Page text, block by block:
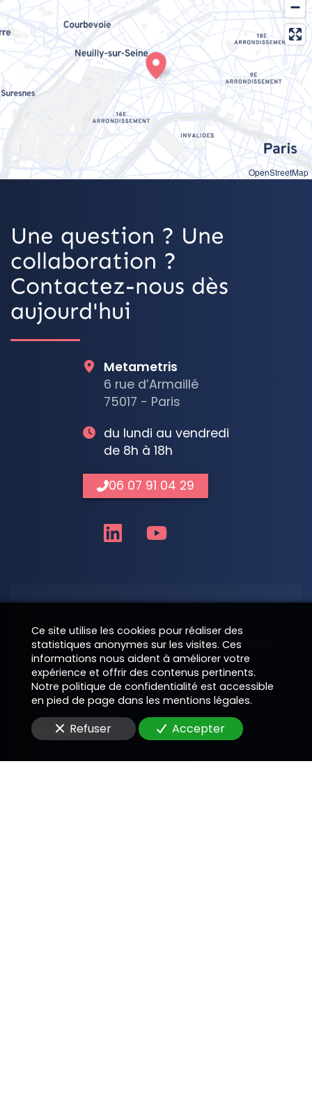
OpenStreetMap
Une question ? Une
collaboration ?
Contactez-nous dès
aujourd'hui
Nom
Téléphone
E-Mail
Metametris
6 rue d’Armaillé
75017 - Paris
du lundi au vendredi
de 8h à 18h
06 07 91 04 29
Ce site utilise les cookies pour réaliser des
statistiques anonymes sur les visites. Ces
informations nous aident à améliorer votre
expérience et offrir des contenus pertinents.
Notre politique de confidentialité est accessible
en pied de page dans les mentions légales.
Refuser Accepter